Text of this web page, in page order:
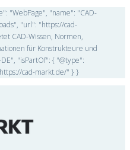
"WebPage", "name": "CAD-
"url": "https://cad-
CAD-Wissen, Normen,
für Konstrukteure und
"isPartOf": { "@type":
cad-markt.de/" } }